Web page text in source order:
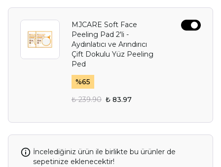
MJCARE Soft Face
Peeling Pad 2'li -
Aydınlatıcı ve Arındırıcı
Çift Dokulu Yüz Peeling
Ped
%65
₺ 239.90 ₺ 83.97
İncelediğiniz ürün ile birlikte bu ürünler de
sepetinize eklenecektir!